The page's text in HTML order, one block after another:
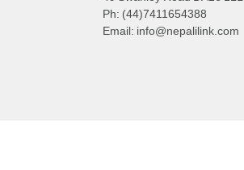
Ph: (44)7411654388
Email: info@nepalilink.com